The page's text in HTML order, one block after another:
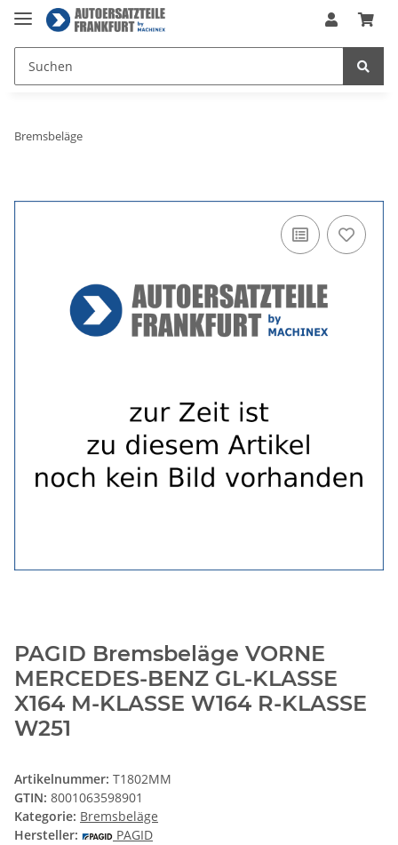
Bremsbeläge
PAGID Bremsbeläge VORNE
MERCEDES-BENZ GL-KLASSE
X164 M-KLASSE W164 R-KLASSE
W251
Artikelnummer: T1802MM
GTIN: 8001063598901
Kategorie: Bremsbeläge
Hersteller:
PAGID